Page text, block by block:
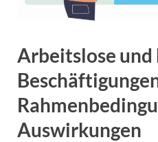
Arbeitslose
Auswirkungen